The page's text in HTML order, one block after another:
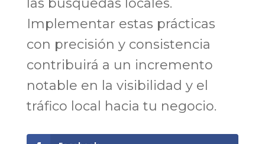
Implementar estas prácticas
con precisión y consistencia
contribuirá a un incremento
notable en la visibilidad y el
tráfico local hacia tu negocio.